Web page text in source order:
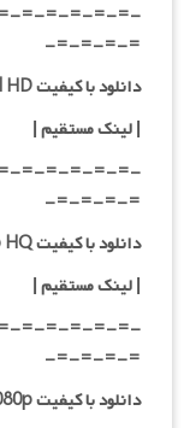
=-=-=-=-=-
=-=-=-=-
دانلود با کیفیت BluRay Full HD ریلیز F2M
|لینک مستقیم|
=-=-=-=-=-
=-=-=-=-
دانلود با کیفیت BluRay 1080p HQ ریلیز F2M
|لینک مستقیم|
=-=-=-=-=-
=-=-=-=-
دانلود با کیفیت BluRay 1080p ریلیز F2M